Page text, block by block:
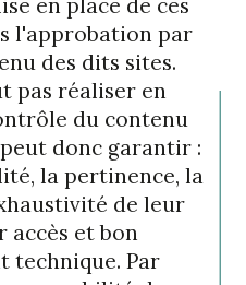
l'approbation par
des dits sites.
pas réaliser en
du contenu
donc garantir :
la pertinence, la
de leur
accès et bon
technique. Par